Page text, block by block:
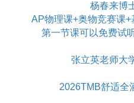
杨春来博
AP物理课+奥物竞赛课
第一节课可以免费试
张立英老师大
2026TMB舒适全